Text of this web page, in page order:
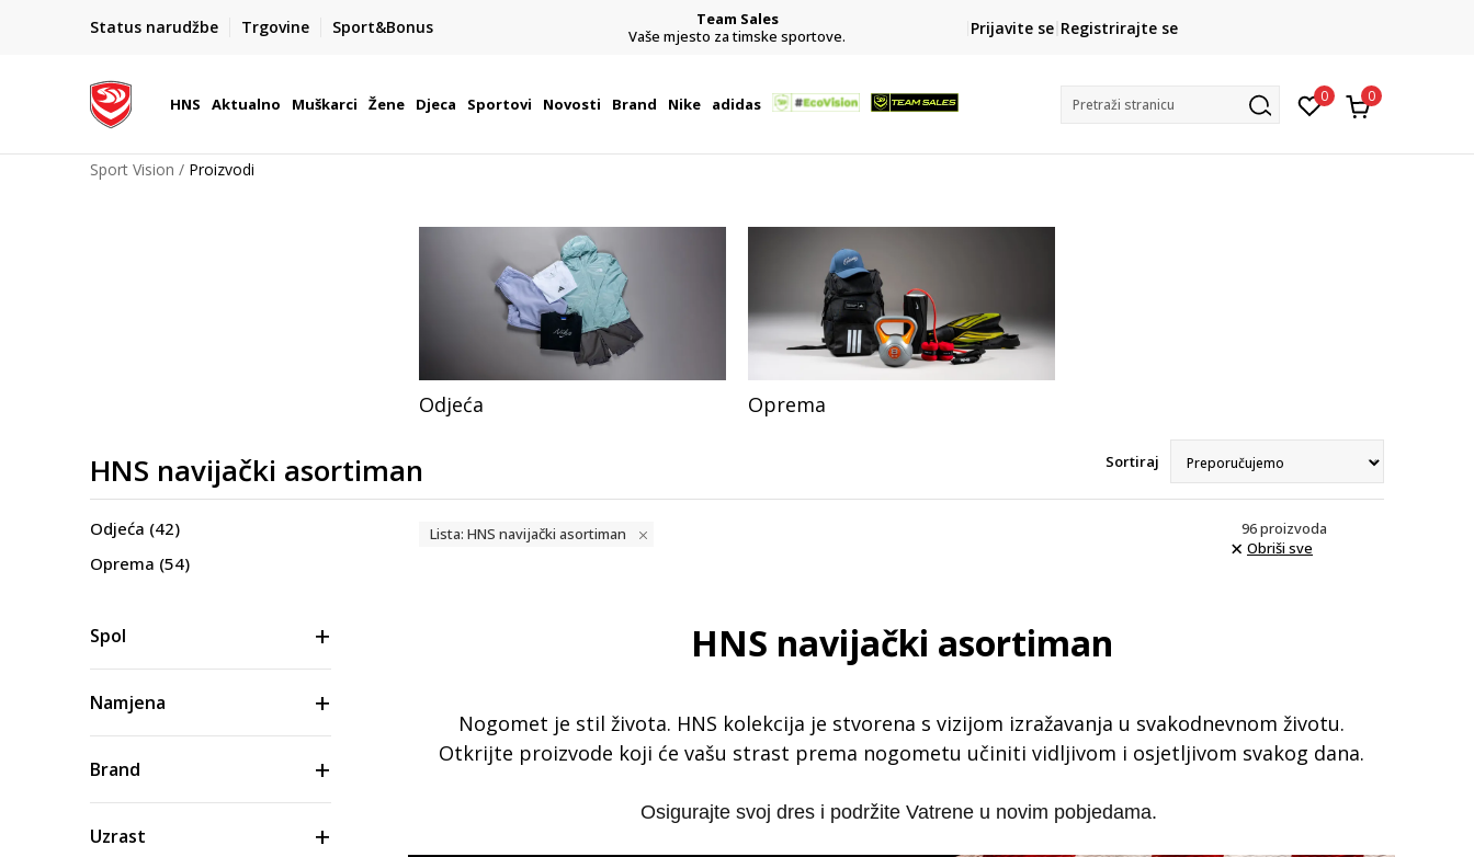
Status narudžbe Trgovine Sport&Bonus
BOX NOW
Dostava 1,50 €
| Više od 800 paketomata u Hrvatskoj
Team Sales
Vaše mjesto za timske sportove.
CLICK& COLLECT
besplatno preuzimanje u trgovini
Prijavite se Registrirajte se
HNS Aktualno Muškarci Žene Djeca Sportovi Novosti Brand Nike adidas Pretraži stranicu 0 0
Sport Vision Proizvodi
Odjeća Oprema
HNS navijački asortiman Sortiraj
Odjeća (42)
Oprema (54)
Spol
Namjena
Brand
Uzrast
Lista: HNS navijački asortiman 96proizvoda
Obriši sve
HNS navijački asortiman
Nogomet je stil života. HNS kolekcija je stvorena s vizijom izražavanja u svakodnevnom životu.
Otkrijte proizvode koji će vašu strast prema nogometu učiniti vidljivom i osjetljivom svakog dana.
Osigurajte svoj dres i podržite Vatrene u novim pobjedama.